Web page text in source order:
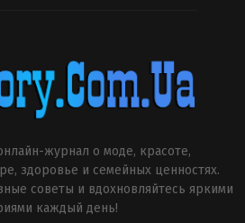
журнал о моде, красоте,
здоровье и семейных ценностях.
советы и вдохновляйтесь яркими
каждый день!